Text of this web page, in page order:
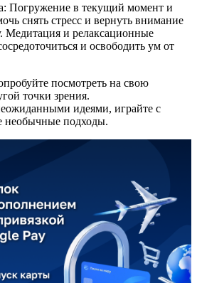
Погружение в текущий момент и
снять стресс и вернуть внимание
Медитация и релаксационные
и освободить ум от
посмотреть на свою
точки зрения.
идеями, играйте с
необычные подходы.